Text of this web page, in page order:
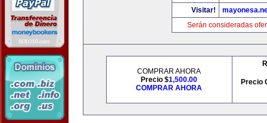
Visitar!
Serán consideradas
COMPRAR AHORA
Precio $1,500.00
COMPRAR AHORA
Precio